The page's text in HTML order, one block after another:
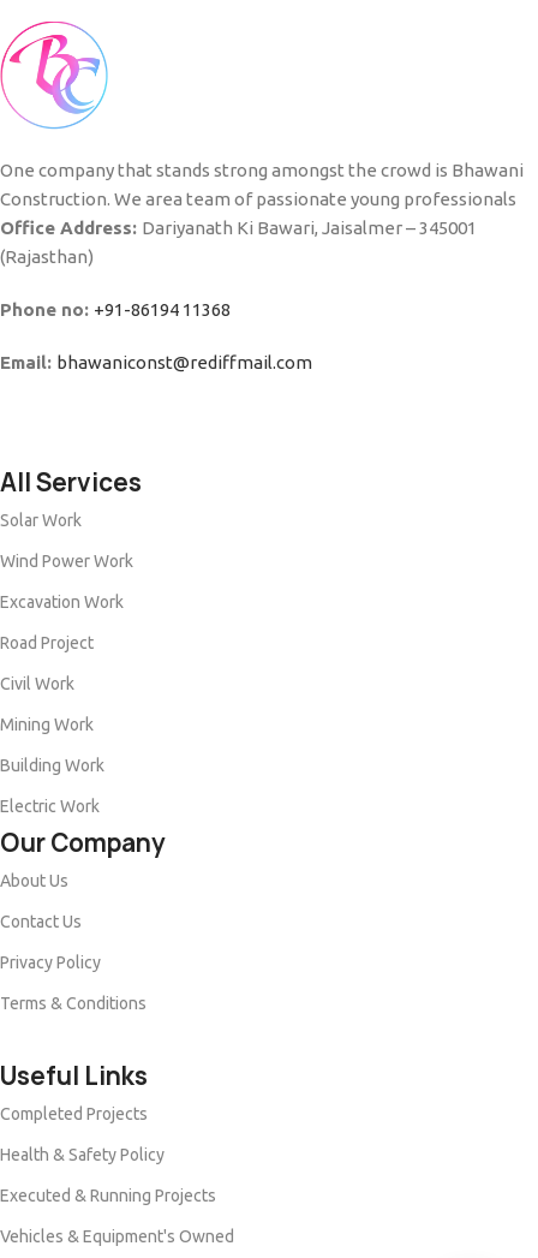
One company that stands strong amongst the crowd is Bhawani
Construction. We area team of passionate young professionals
Office Address: Dariyanath Ki Bawari, Jaisalmer – 345001
(Rajasthan)
Phone no: +91-86194 11368
Email: bhawaniconst@rediffmail.com
All Services
Solar Work
Wind Power Work
Excavation Work
Road Project
Civil Work
Mining Work
Building Work
Electric Work
Our Company
About Us
Contact Us
Privacy Policy
Terms & Conditions
Useful Links
Completed Projects
Health & Safety Policy
Executed & Running Projects
Vehicles & Equipment's Owned